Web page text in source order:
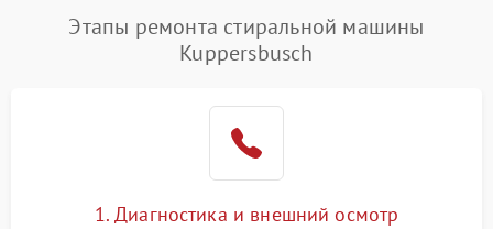
Этапы ремонта стиральной машины
Kuppersbusch
1. Диагностика и внешний осмотр